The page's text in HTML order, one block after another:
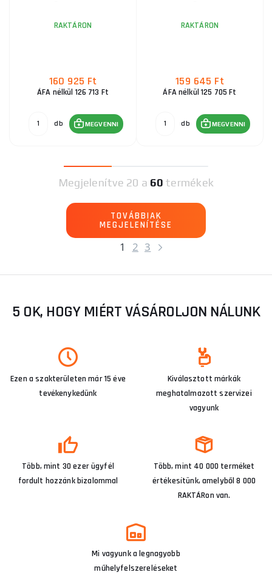
RAKTÁRON
160 925 Ft
ÁFA nélkül 126 713 Ft
db MEGVENNI
RAKTÁRON
159 645 Ft
ÁFA nélkül 125 705 Ft
db MEGVENNI
1 2 3
Megjelenítve 20 a 60termékek
TOVÁBBIAK
MEGJELENÍTÉSE
5 OK, HOGY MIÉRT VÁSÁROLJON NÁLUNK
Ezen a szakterületen már 15 éve
tevékenykedünk
Kiválasztott márkák
meghatalmazott szervizei
vagyunk
Több, mint 30 ezer ügyfél
fordult hozzánk bizalommal
Több, mint 40 000 terméket
értékesítünk, amelyből 8 000
RAKTÁRon van.
Mi vagyunk a legnagyobb
műhelyfelszereléseket